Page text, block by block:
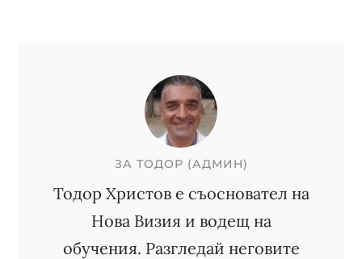
ЗА ТОДОР (АДМИН)
Тодор Христов е съосновател на
Нова Визия и водещ на
обучения. Разгледай неговите